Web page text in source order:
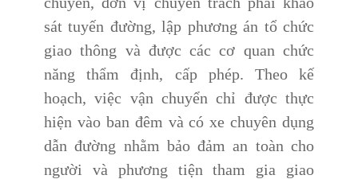
sát tuyến đường, lập phương án tổ chức
giao thông và được các cơ quan chức
năng thẩm định, cấp phép. Theo kế
hoạch, việc vận chuyển chỉ được thực
hiện vào ban đêm và có xe chuyên dụng
dẫn đường nhằm bảo đảm an toàn cho
người và phương tiện tham gia giao